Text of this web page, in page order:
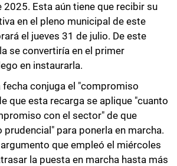
2025. Esta aún tiene que recibir su
en el pleno municipal de este
el jueves 31 de julio. De este
se convertiría en el primer
en instaurarla.
fecha conjuga el "compromiso
que esta recarga se aplique "cuanto
con el sector" de que
prudencial" para ponerla en marcha.
que empleó el miércoles
la puesta en marcha hasta más